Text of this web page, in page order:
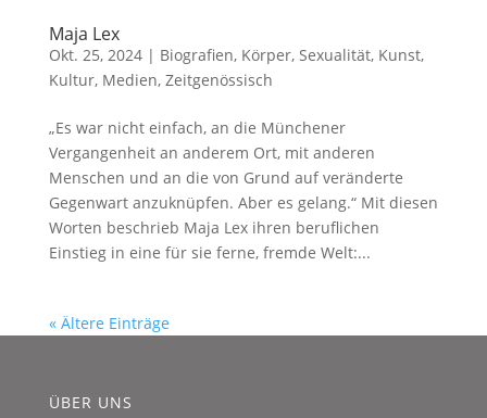
Maja Lex
Okt. 25, 2024| Biografien, Körper, Sexualität, Kunst,
Kultur, Medien, Zeitgenössisch
„Es war nicht einfach, an die Münchener
Vergangenheit an anderem Ort, mit anderen
Menschen und an die von Grund auf veränderte
Gegenwart anzuknüpfen. Aber es gelang.“ Mit diesen
Worten beschrieb Maja Lex ihren beruflichen
Einstieg in eine für sie ferne, fremde Welt:...
« Ältere Einträge
ÜBER UNS